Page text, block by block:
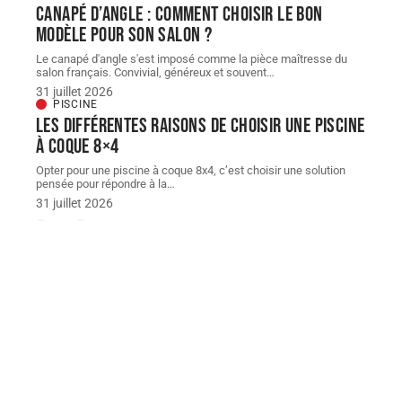
Canapé d’angle : comment choisir le bon
modèle pour son salon ?
Le canapé d'angle s'est imposé comme la pièce maîtresse du
salon français. Convivial, généreux et souvent…
31 juillet 2026
PISCINE
Les différentes raisons de choisir une piscine
à coque 8×4
Opter pour une piscine à coque 8x4, c’est choisir une solution
pensée pour répondre à la…
31 juillet 2026